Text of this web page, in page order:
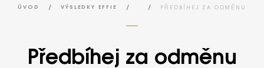
ÚVOD / VÝSLEDKY EFFIE / / PŘEDBÍHEJ ZA ODMĚNU
Předbíhej za odměnu